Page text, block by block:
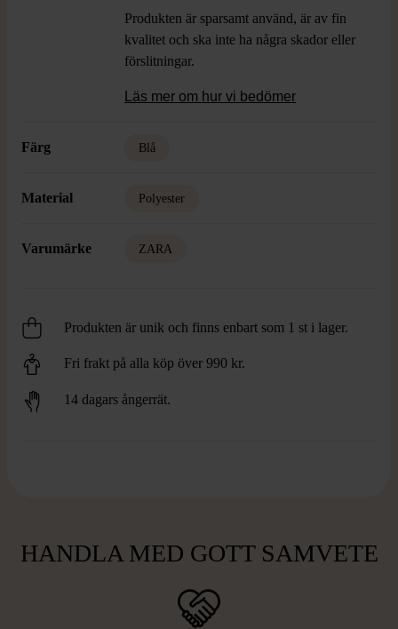
Produkten är sparsamt använd, är av fin
kvalitet och ska inte ha några skador eller
förslitningar.
Läs mer om hur vi bedömer
Färg Blå
Material Polyester
Varumärke ZARA
Produkten är unik och finns enbart som 1 st i lager.
Fri frakt på alla köp över 990 kr.
14 dagars ångerrät.
HANDLA MED GOTT SAMVETE